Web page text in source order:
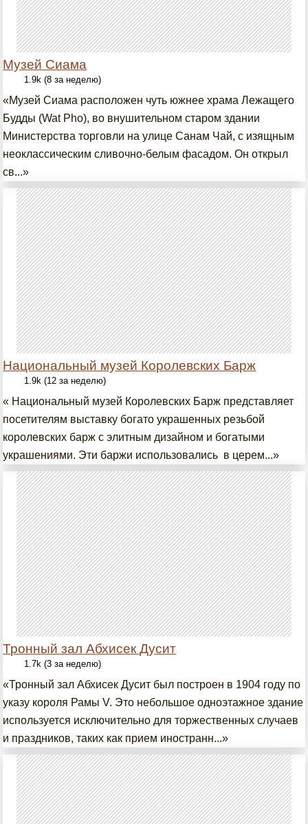
Музей Сиама
1.9k (8 за неделю)
«Музей Сиама расположен чуть южнее храма Лежащего
Будды (Wat Pho), во внушительном старом здании
Министерства торговли на улице Санам Чай, с изящным
неоклассическим сливочно-белым фасадом. Он открыл
св...»
Национальный музей Королевских Барж
1.9k (12 за неделю)
« Национальный музей Королевских Барж представляет
посетителям выставку богато украшенных резьбой
королевских барж с элитным дизайном и богатыми
украшениями. Эти баржи использовались в церем...»
Тронный зал Абхисек Дусит
1.7k (3 за неделю)
«Тронный зал Абхисек Дусит был построен в 1904 году по
указу короля Рамы V. Это небольшое одноэтажное здание
используется исключительно для торжественных случаев
и праздников, таких как прием иностранн...»